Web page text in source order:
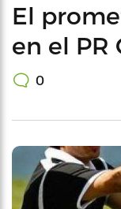
El
en el PR
0